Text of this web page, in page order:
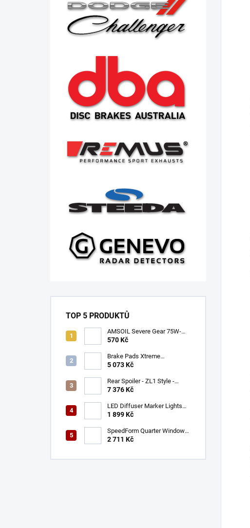
TOP 5 PRODUKTŮ
AMSOIL Severe Gear 75W-
140
570 Kč
Brake Pads Xtreme
Performance ECE R90
(DB9021XP)
5 073 Kč
Rear Spoiler - ZL1 Style -
Gloss Black (CAMARO 16-23)
7 376 Kč
LED Diffuser Marker Lights
(CHALLENGER 15-23)
1 899 Kč
SpeedForm Quarter Window
Louvers - Gloss Black
2 711 Kč